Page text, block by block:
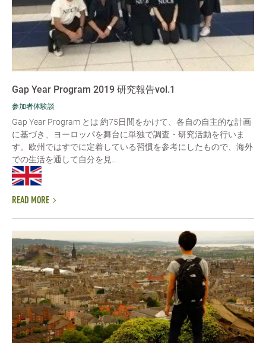
Gap Year Program 2019 研究報告vol.1
参加者体験談
Gap Year Program とは 約75日間をかけて、各自の自主的な計画
に基づき、ヨーロッパを舞台に単独で調査・研究活動を行いま
す。欧州ではすでに定着している習慣を参考にしたもので、海外
での生活を通して自分を見...
READ MORE